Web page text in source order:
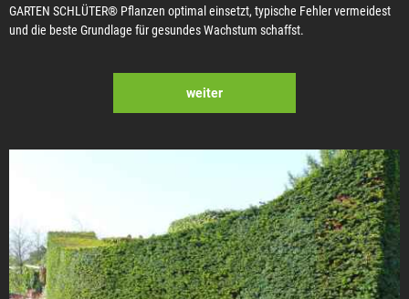
GARTEN SCHLÜTER® Pflanzen optimal einsetzt, typische Fehler vermeidest
und die beste Grundlage für gesundes Wachstum schaffst.
weiter